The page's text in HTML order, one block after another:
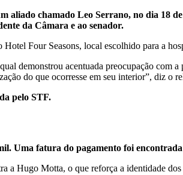
chamado Leo Serrano, no dia 18
da Câmara e ao senador.
Four Seasons, local escolhido para a
demonstrou acentuada preocupação com
do que ocorresse em seu interior”, diz o
pelo STF.
Uma fatura do pagamento foi
a Hugo Motta, o que reforça a identidade